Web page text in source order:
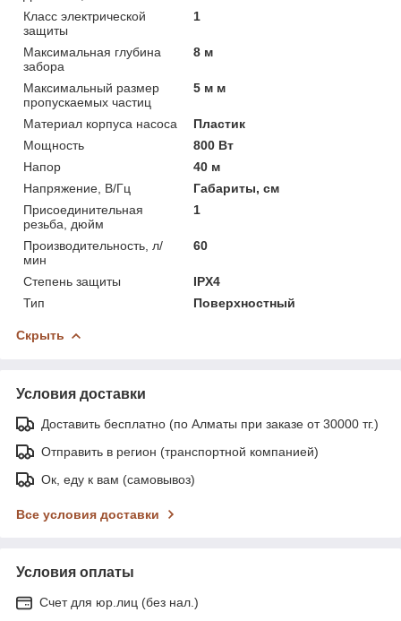
Класс электрической
защиты
1
Максимальная глубина
забора
8 м
Максимальный размер
пропускаемых частиц
5 м м
Материал корпуса насоса
Пластик
Мощность
800 Вт
Напор
40 м
Напряжение, В/Гц
Габариты, см
Присоединительная
резьба, дюйм
1
Производительность, л/
мин
60
Степень защиты
IPX4
Тип
Поверхностный
Скрыть
Условия доставки
Доставить бесплатно (по Алматы при заказе от 30000 тг.)
Отправить в регион (транспортной компанией)
Ок, еду к вам (самовывоз)
Все условия доставки
Условия оплаты
Счет для юр.лиц (без нал.)